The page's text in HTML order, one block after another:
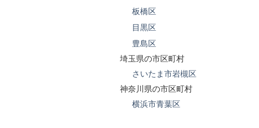
板橋区
目黒区
豊島区
埼玉県の市区町村
さいたま市岩槻区
神奈川県の市区町村
横浜市青葉区